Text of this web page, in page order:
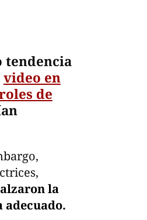
tendencia
video en
de
la